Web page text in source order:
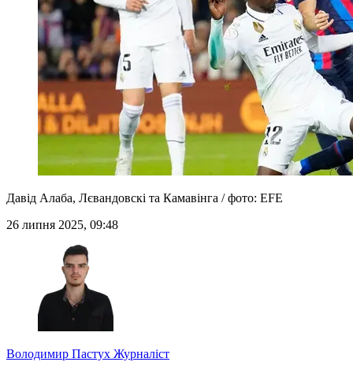
Давід Алаба, Лєвандовскі та Камавінга / фото: EFE
26 липня 2025, 09:48
Володимир Пастух Журналіст